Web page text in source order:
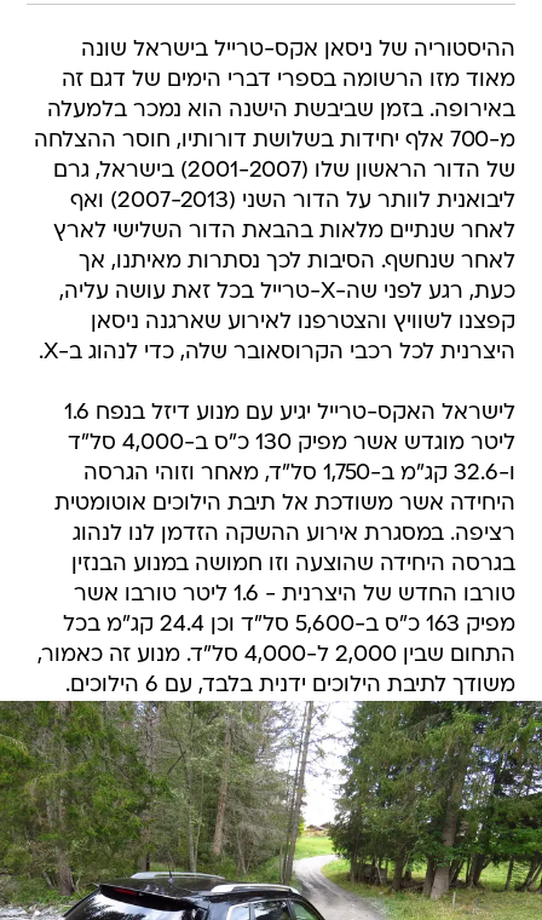
ההיסטוריה של ניסאן אקס-טרייל בישראל שונה
מאוד מזו הרשומה בספרי דברי הימים של דגם זה
באירופה. בזמן שביבשת הישנה הוא נמכר בלמעלה
מ-700 אלף יחידות בשלושת דורותיו, חוסר ההצלחה
של הדור הראשון שלו (2001-2007) בישראל, גרם
ליבואנית לוותר על הדור השני (2007-2013) ואף
לאחר שנתיים מלאות בהבאת הדור השלישי לארץ
לאחר שנחשף. הסיבות לכך נסתרות מאיתנו, אך
כעת, רגע לפני שה-X-טרייל בכל זאת עושה עליה,
קפצנו לשוויץ והצטרפנו לאירוע שארגנה ניסאן
היצרנית לכל רכבי הקרוסאובר שלה, כדי לנהוג ב-X.
לישראל האקס-טרייל יגיע עם מנוע דיזל בנפח 1.6
ליטר מוגדש אשר מפיק 130 כ"ס ב-4,000 סל"ד
ו-32.6 קג"מ ב-1,750 סל"ד, מאחר וזוהי הגרסה
היחידה אשר משודכת אל תיבת הילוכים אוטומטית
רציפה. במסגרת אירוע ההשקה הזדמן לנו לנהוג
בגרסה היחידה שהוצעה וזו חמושה במנוע הבנזין
טורבו החדש של היצרנית - 1.6 ליטר טורבו אשר
מפיק 163 כ"ס ב-5,600 סל"ד וכן 24.4 קג"מ בכל
התחום שבין 2,000 ל-4,000 סל"ד. מנוע זה כאמור,
משודך לתיבת הילוכים ידנית בלבד, עם 6 הילוכים.